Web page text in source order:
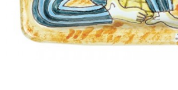
Quadri e Pannelli per Pareti
Vasi
Scatole
Tegamini
Portatovaglioli
Sale e Pepe - Olio e Aceto
De Simone per Giusina
Tozzetti
Vasi Mignon
Secchielli Portaghiaccio
Servizi di Piatti
Secchielli Portaghiaccio
Servizi di Piatti